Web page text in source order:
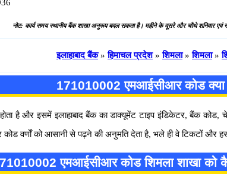
नोट: कार्य समय स्थानीय बैंक शाखा अनुरूप बदल सकता है। महीने के दूसरे और चौथे शनिवार एवं
इलाहाबाद बैंक » हिमाचल प्रदेश » शिमला » शिमला »
171010002 एमआईसीआर कोड क्या
है और इसमें इलाहाबाद बैंक का डाक्यूमेंट टाइप इंडिकेटर, बैंक कोड,
वर्णों को आसानी से पढ़ने की अनुमति देता है, भले ही वे टिकटों और
एमआईसीआर कोड शिमला शाखा को